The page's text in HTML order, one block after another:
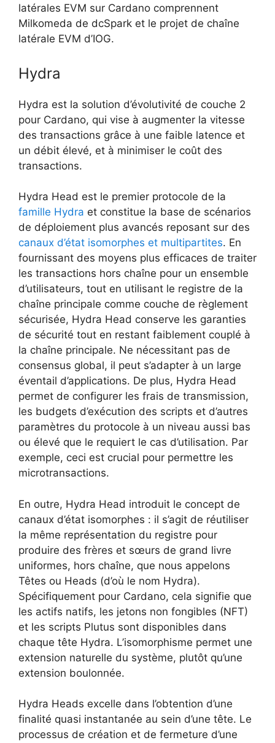
latérales EVM sur Cardano comprennent
Milkomeda de dcSpark et le projet de chaîne
latérale EVM d’IOG.
Hydra
Hydra est la solution d’évolutivité de couche 2
pour Cardano, qui vise à augmenter la vitesse
des transactions grâce à une faible latence et
un débit élevé, et à minimiser le coût des
transactions.
Hydra Head est le premier protocole de la
famille Hydra et constitue la base de scénarios
de déploiement plus avancés reposant sur des
canaux d’état isomorphes et multipartites. En
fournissant des moyens plus efficaces de traiter
les transactions hors chaîne pour un ensemble
d’utilisateurs, tout en utilisant le registre de la
chaîne principale comme couche de règlement
sécurisée, Hydra Head conserve les garanties
de sécurité tout en restant faiblement couplé à
la chaîne principale. Ne nécessitant pas de
consensus global, il peut s’adapter à un large
éventail d’applications. De plus, Hydra Head
permet de configurer les frais de transmission,
les budgets d’exécution des scripts et d’autres
paramètres du protocole à un niveau aussi bas
ou élevé que le requiert le cas d’utilisation. Par
exemple, ceci est crucial pour permettre les
microtransactions.
En outre, Hydra Head introduit le concept de
canaux d’état isomorphes : il s’agit de réutiliser
la même représentation du registre pour
produire des frères et sœurs de grand livre
uniformes, hors chaîne, que nous appelons
Têtes ou Heads (d’où le nom Hydra).
Spécifiquement pour Cardano, cela signifie que
les actifs natifs, les jetons non fongibles (NFT)
et les scripts Plutus sont disponibles dans
chaque tête Hydra. L’isomorphisme permet une
extension naturelle du système, plutôt qu’une
extension boulonnée.
Hydra Heads excelle dans l’obtention d’une
finalité quasi instantanée au sein d’une tête. Le
processus de création et de fermeture d’une